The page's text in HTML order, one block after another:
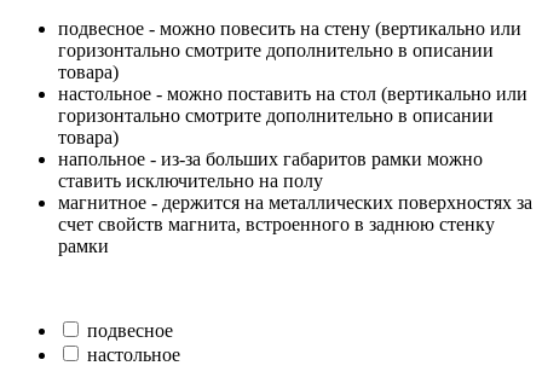
подвесное - можно повесить на стену (вертикально или
горизонтально смотрите дополнительно в описании
товара)
настольное - можно поставить на стол (вертикально или
горизонтально смотрите дополнительно в описании
товара)
напольное - из-за больших габаритов рамки можно
ставить исключительно на полу
магнитное - держится на металлических поверхностях за
счет свойств магнита, встроенного в заднюю стенку
рамки
подвесное
настольное